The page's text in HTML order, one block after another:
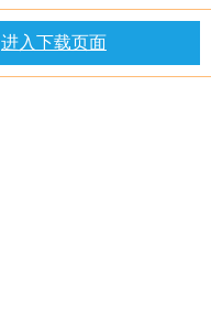
进入下载页面